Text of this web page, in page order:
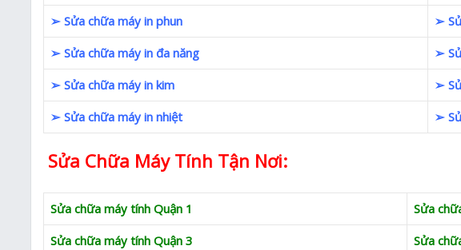
➢ Sửa chữa máy in phun
➢
➢ Sửa chữa máy in đa năng
➢
➢ Sửa chữa máy in kim
➢
➢ Sửa chữa máy in nhiệt
➢
Sửa Chữa Máy Tính Tận Nơi:
Sửa chữa máy tính Quận 1
Sửa
Sửa chữa máy tính Quận 3
Sửa